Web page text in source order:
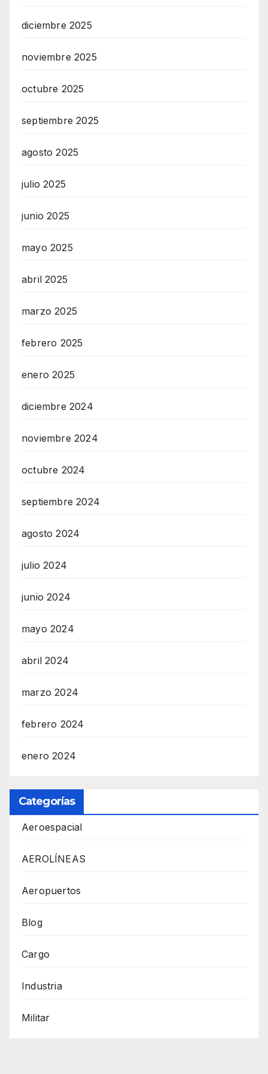
diciembre 2025
noviembre 2025
octubre 2025
septiembre 2025
agosto 2025
julio 2025
junio 2025
mayo 2025
abril 2025
marzo 2025
febrero 2025
enero 2025
diciembre 2024
noviembre 2024
octubre 2024
septiembre 2024
agosto 2024
julio 2024
junio 2024
mayo 2024
abril 2024
marzo 2024
febrero 2024
enero 2024
Categorías
Aeroespacial
AEROLÍNEAS
Aeropuertos
Blog
Cargo
Industria
Militar